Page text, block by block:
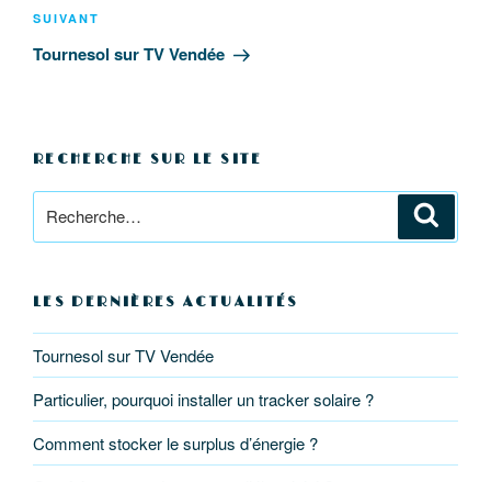
Article
suivant
SUIVANT
Tournesol sur TV Vendée
RECHERCHE SUR LE SITE
pour
LES DERNIÈRES ACTUALITÉS
Tournesol sur TV Vendée
Particulier, pourquoi installer un tracker solaire ?
Comment stocker le surplus d’énergie ?